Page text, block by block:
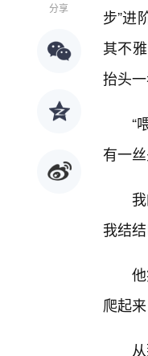
分享
步”进
其不
抬头
“
有一丝
我结
爬起